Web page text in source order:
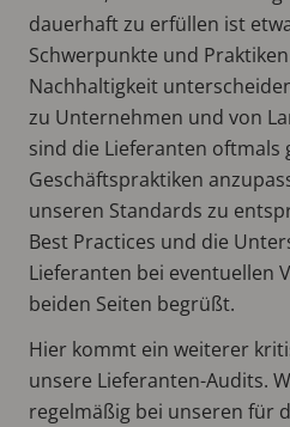
dauerhaft zu erfüllen ist
Schwerpunkte und
Nachhaltigkeit
zu Unternehmen und von
sind die Lieferanten oftmals
Geschäftspraktiken
unseren Standards zu
Best Practices und die
Lieferanten bei eventuellen
beiden Seiten begrüßt.
Hier kommt ein weiterer
unsere Lieferanten-Audits.
regelmäßig bei unseren für